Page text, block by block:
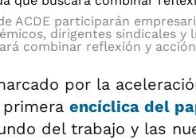
ACDE participarán
dirigentes sindicales y
combinar reflexión y
por la
encíclica del
del trabajo y las